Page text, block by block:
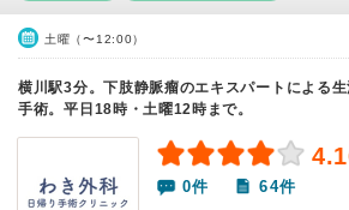
土曜（〜12:00）
横川駅3分。下肢静脈瘤のエキスパートによる
手術。平日18時・土曜12時まで。
0件 64件